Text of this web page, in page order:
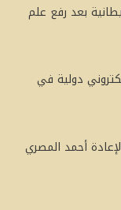
بعد رفع علم
دولية في
أحمد المصري